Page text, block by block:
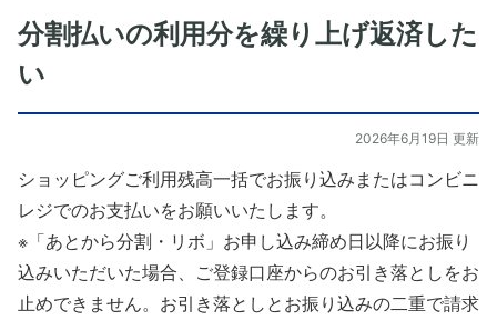
分割払いの利用分を繰り上げ返済した
い
2026年6月19日 更新
ショッピングご利用残高一括でお振り込みまたはコンビニ
レジでのお支払いをお願いいたします。
※「あとから分割・リボ」お申し込み締め日以降にお振り
込みいただいた場合、ご登録口座からのお引き落としをお
止めできません。お引き落としとお振り込みの二重で請求